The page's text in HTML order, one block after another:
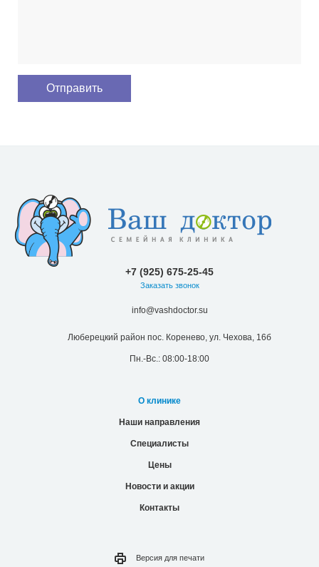
+7 (925) 675-25-45
Заказать звонок
info@vashdoctor.su
Люберецкий район пос. Коренево, ул. Чехова, 16б
Пн.-Вс.: 08:00-18:00
О клинике
Наши направления
Специалисты
Цены
Новости и акции
Контакты
Версия для печати